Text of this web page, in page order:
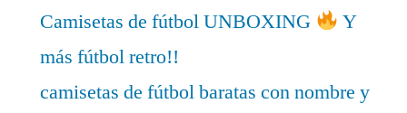
Camisetas de fútbol UNBOXING
Y
más fútbol retro!!
camisetas de fútbol baratas con nombre y